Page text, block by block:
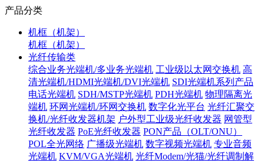
产品分类
机框（机架）
机框（机架）
光纤传输类
综合业务光端机/多业务光端机 工业级以太网交换机 高
清光端机/HDMI光端机/DVI光端机 SDI光端机系列产品
电话光端机 SDH/MSTP光端机 PDH光端机 物理隔离光
端机 环网光端机/环网交换机 数字化光平台 光纤汇聚交
换机/光纤收发器机架 户外型工业级光纤收发器 网管型
光纤收发器 PoE光纤收发器 PON产品（OLT/ONU）
POL全光网络 广播级光端机 数字视频光端机 专业音频
光端机 KVM/VGA光端机 光纤Modem/光猫/光纤调制解